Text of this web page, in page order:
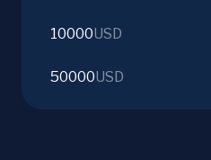
10000USD
50000USD